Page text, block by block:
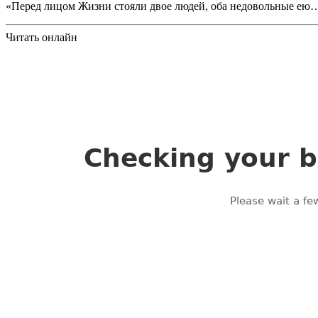
«Перед лицом Жизни стояли двое людей, оба недовольные
Читать онлайн